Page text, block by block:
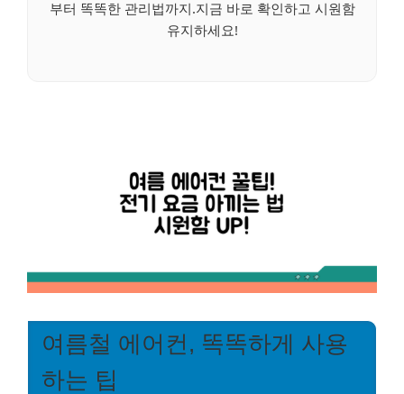
부터 똑똑한 관리법까지.지금 바로 확인하고 시원함
유지하세요!
여름철 에어컨, 똑똑하게 사용
하는 팁